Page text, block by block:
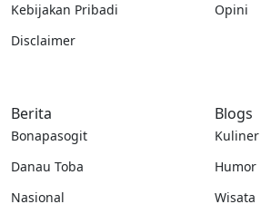
Kebijakan Pribadi
Disclaimer
Opini
Berita
Bonapasogit
Danau Toba
Nasional
Blogs
Kuliner
Humor
Wisata